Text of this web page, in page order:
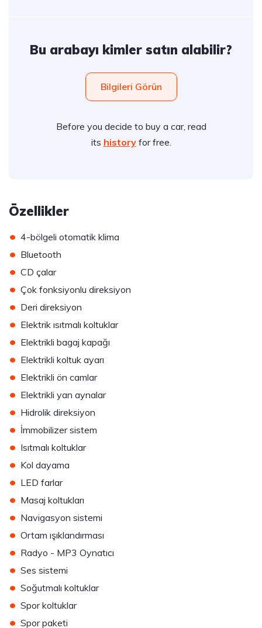
Bu arabayı kimler satın alabilir?
Bilgileri Görün
Before you decide to buy a car, read
its historyfor free.
Özellikler
• 4-bölgeli otomatik klima
• Bluetooth
• CD çalar
• Çok fonksiyonlu direksiyon
• Deri direksiyon
• Elektrik ısıtmalı koltuklar
• Elektrikli bagaj kapağı
• Elektrikli koltuk ayarı
• Elektrikli ön camlar
• Elektrikli yan aynalar
• Hidrolik direksiyon
• İmmobilizer sistem
• Isıtmalı koltuklar
• Kol dayama
• LED farlar
• Masaj koltukları
• Navigasyon sistemi
• Ortam ışıklandırması
• Radyo - MP3 Oynatıcı
• Ses sistemi
• Soğutmalı koltuklar
• Spor koltuklar
• Spor paketi